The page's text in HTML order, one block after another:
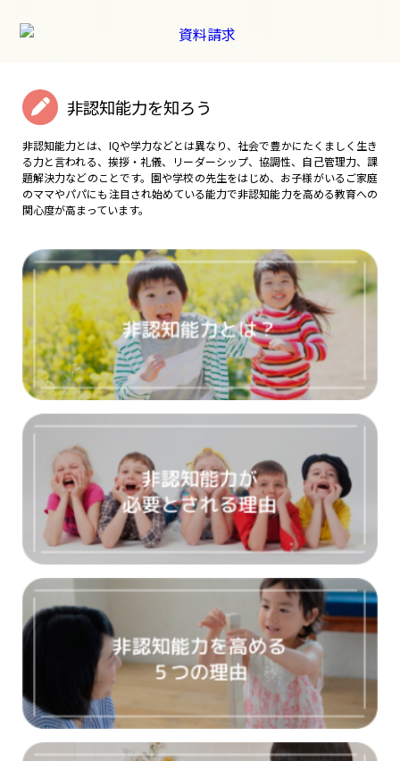
非認知能力を知ろう
非認知能力とは、IQや学力などとは異なり、社会で豊かにたくましく生き
る力と言われる、挨拶・礼儀、リーダーシップ、協調性、自己管理力、課
題解決力などのことです。園や学校の先生をはじめ、お子様がいるご家庭
のママやパパにも注目され始めている能力で非認知能力を高める教育への
関心度が高まっています。